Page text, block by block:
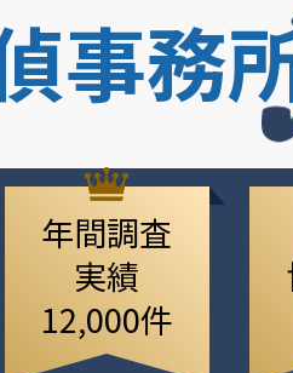
事務
年間調査
実績
12,000件